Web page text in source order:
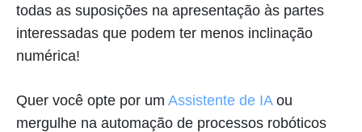
todas as suposições na apresentação às partes
interessadas que podem ter menos inclinação
numérica!
Quer você opte por um Assistente de IA ou
mergulhe na automação de processos robóticos